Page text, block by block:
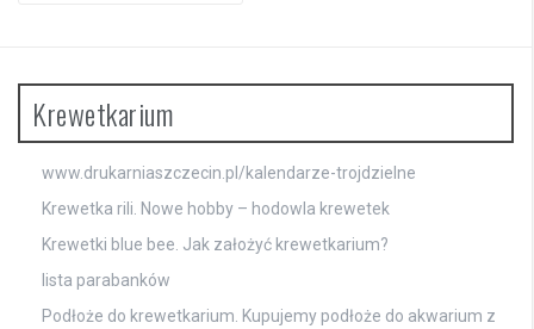
Krewetkarium
www.drukarniaszczecin.pl/kalendarze-trojdzielne
Krewetka rili. Nowe hobby – hodowla krewetek
Krewetki blue bee. Jak założyć krewetkarium?
lista parabanków
Podłoże do krewetkarium. Kupujemy podłoże do akwarium z